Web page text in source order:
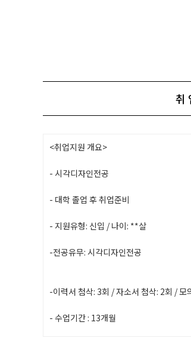
취
<취업지원 개요>
- 시각디자인전공
- 대학 졸업 후 취업준비
- 지원유형: 신입 / 나이: **살
-전공유무: 시각디자인전공
-이력서 첨삭: 3회 / 자소서 첨삭: 2회 / 모
- 수업기간 : 13개월